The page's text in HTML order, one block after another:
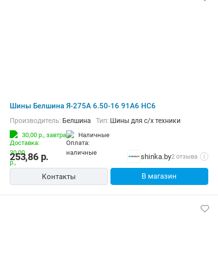
Шины Белшина Я-275А 6.50-16 91A6 НС6
Производитель: Белшина Тип: Шины для с/х техники
30,00 р., завтра наличные
253,86р. shinka.by2 отзыва i
Контакты В магазин